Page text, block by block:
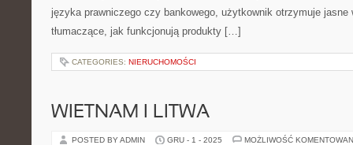
języka prawniczego czy bankowego, użytkownik otrzymuje
tłumaczące, jak funkcjonują produkty […]
CATEGORIES: NIERUCHOMOŚCI
WIETNAM I LITWA
POSTED BY ADMIN GRU - 1 - 2025 MOŻLIWOŚĆ